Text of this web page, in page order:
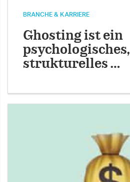
BRANCHE & KARRIERE
Ghosting ist ein
psychologisches,
strukturelles …